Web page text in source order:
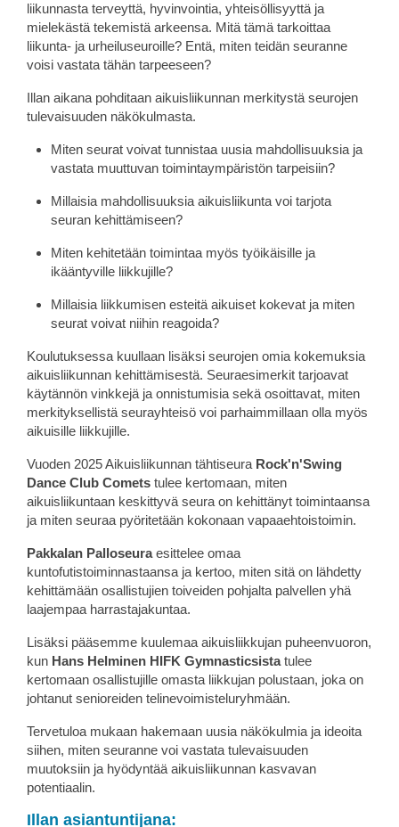
liikunnasta terveyttä, hyvinvointia, yhteisöllisyyttä ja
mielekästä tekemistä arkeensa. Mitä tämä tarkoittaa
liikunta- ja urheiluseuroille? Entä, miten teidän seuranne
voisi vastata tähän tarpeeseen?
Illan aikana pohditaan aikuisliikunnan merkitystä seurojen
tulevaisuuden näkökulmasta.
Miten seurat voivat tunnistaa uusia mahdollisuuksia ja
vastata muuttuvan toimintaympäristön tarpeisiin?
Millaisia mahdollisuuksia aikuisliikunta voi tarjota
seuran kehittämiseen?
Miten kehitetään toimintaa myös työikäisille ja
ikääntyville liikkujille?
Millaisia liikkumisen esteitä aikuiset kokevat ja miten
seurat voivat niihin reagoida?
Koulutuksessa kuullaan lisäksi seurojen omia kokemuksia
aikuisliikunnan kehittämisestä. Seuraesimerkit tarjoavat
käytännön vinkkejä ja onnistumisia sekä osoittavat, miten
merkityksellistä seurayhteisö voi parhaimmillaan olla myös
aikuisille liikkujille.
Vuoden 2025 Aikuisliikunnan tähtiseura Rock'n'Swing
Dance Club Comets tulee kertomaan, miten
aikuisliikuntaan keskittyvä seura on kehittänyt toimintaansa
ja miten seuraa pyöritetään kokonaan vapaaehtoistoimin.
Pakkalan Palloseuraesittelee omaa
kuntofutistoiminnastaansa ja kertoo, miten sitä on lähdetty
kehittämään osallistujien toiveiden pohjalta palvellen yhä
laajempaa harrastajakuntaa.
Lisäksi pääsemme kuulemaa aikuisliikkujan puheenvuoron,
kun Hans Helminen HIFK Gymnasticsistatulee
kertomaan osallistujille omasta liikkujan polustaan, joka on
johtanut senioreiden telinevoimisteluryhmään.
Tervetuloa mukaan hakemaan uusia näkökulmia ja ideoita
siihen, miten seuranne voi vastata tulevaisuuden
muutoksiin ja hyödyntää aikuisliikunnan kasvavan
potentiaalin.
Illan asiantuntijana: